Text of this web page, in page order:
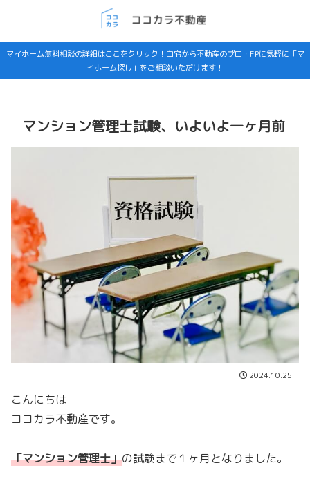
マイホーム無料相談の詳細はここをクリック！自宅から不動産のプロ・FPに気軽に「マ
イホーム探し」をご相談いただけます！
マンション管理士試験、いよいよ一ヶ月前
2024.10.25
こんにちは
ココカラ不動産です。
「マンション管理士」の試験まで１ヶ月となりました。